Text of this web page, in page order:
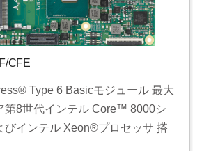
CFE
Type 6 Basicモジュール 最大
第8世代インテル Core™ 8000シ
びインテル Xeon®プロセッサ 搭